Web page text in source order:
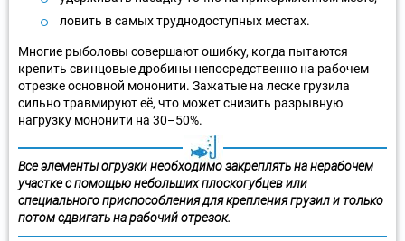
ловить в самых труднодоступных местах.
Многие рыболовы совершают ошибку, когда пытаются
крепить свинцовые дробины непосредственно на рабочем
отрезке основной мононити. Зажатые на леске грузила
сильно травмируют её, что может снизить разрывную
нагрузку мононити на 30–50%.
Все элементы огрузки необходимо закреплять на нерабочем
участке с помощью небольших плоскогубцев или
специального приспособления для крепления грузил и только
потом сдвигать на рабочий отрезок.